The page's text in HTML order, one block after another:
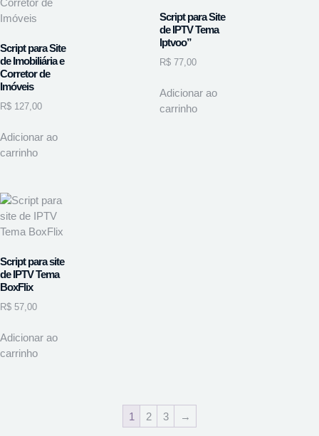
Script para Site
de Imobiliária e
Corretor de
Imóveis
R$ 127,00
Adicionar ao
carrinho
Script para Site
de IPTV Tema
Iptvoo”
R$ 77,00
Adicionar ao
carrinho
Script para site
de IPTV Tema
BoxFlix
R$ 57,00
Adicionar ao
carrinho
1 2 3 →